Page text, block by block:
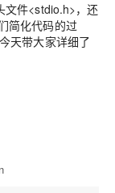
文件<stdio.h>，还
简化代码的过
天带大家详细了